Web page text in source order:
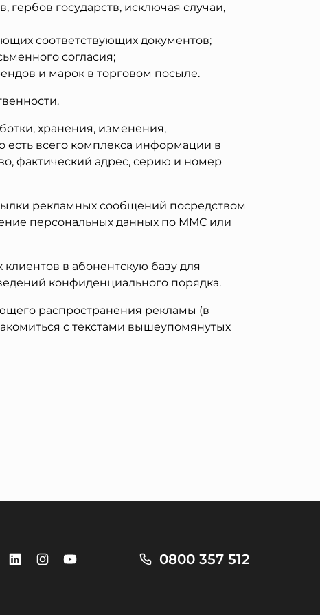
государств, исключая случаи,
соответствующих документов;
согласия;
и марок в торговом посыле.
хранения, изменения,
есть всего комплекса информации в
фактический адрес, серию и номер
рекламных сообщений посредством
персональных данных по ММС или
в абонентскую базу для
конфиденциального порядка.
распространения рекламы (в
с текстами вышеупомянутых
0800 357 512